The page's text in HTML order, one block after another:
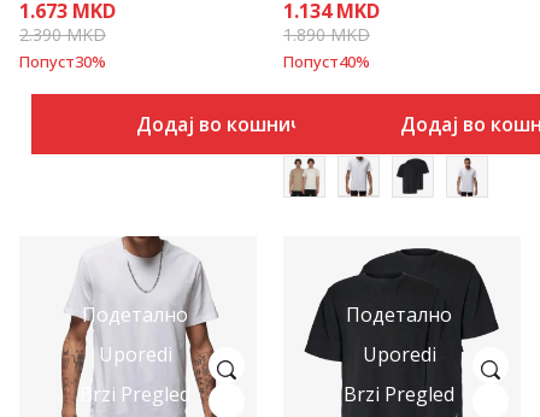
1.673 MKD
2.390MKD
Попуст30%
Додај во кошничка
1.134 MKD
1.890MKD
Попуст40%
Додај во
Подетално
Uporedi
Brzi Pregled
Подетално
Uporedi
Brzi Pregled